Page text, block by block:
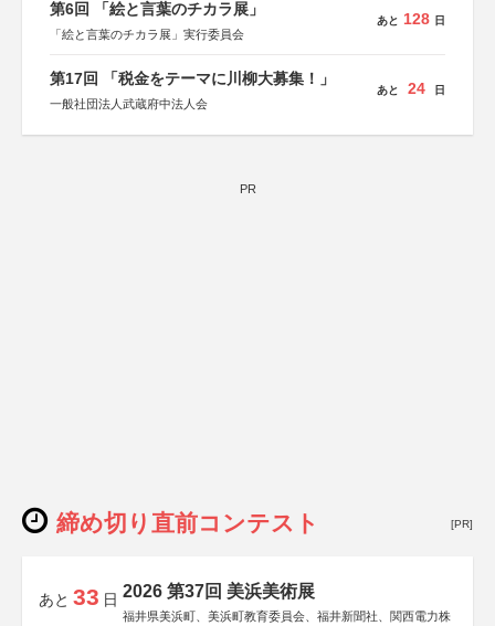
第6回 「絵と言葉のチカラ展」
「絵と言葉のチカラ展」実行委員会
あと 128 日
第17回 「税金をテーマに川柳大募集！」
一般社団法人武蔵府中法人会
あと 24 日
PR
締め切り直前コンテスト [PR]
あと 33 日 2026 第37回 美浜美術展
福井県美浜町、美浜町教育委員会、福井新聞社、関西電力株